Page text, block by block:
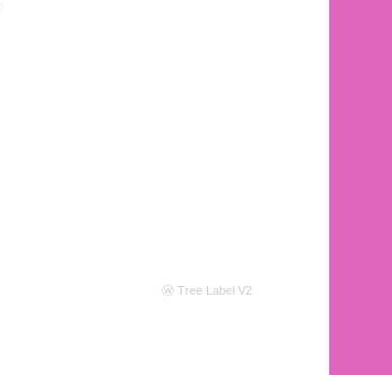
ⓦ Tree Label V2